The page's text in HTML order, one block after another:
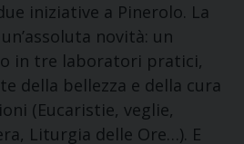
iniziative a Pinerolo. La
novità: un
in tre laboratori pratici,
della bellezza e della cura
(Eucaristie, veglie,
Liturgia delle Ore…). E